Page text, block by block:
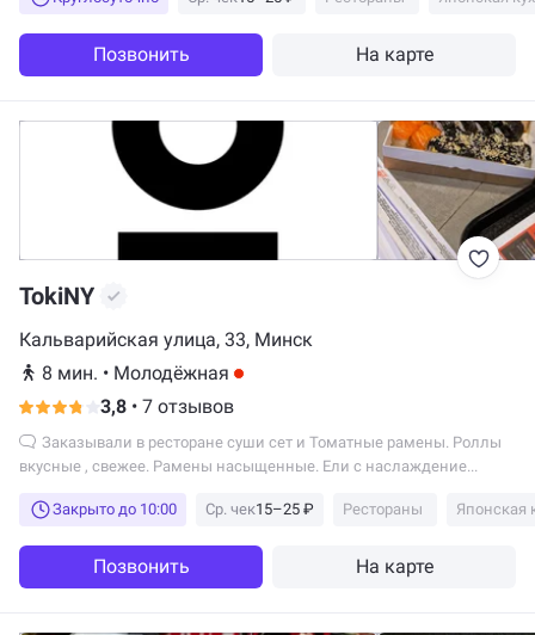
Позвонить На карте
TokiNY
Кальварийская улица, 33, Минск
8 мин. • Молодёжная
3,8 • 7 отзывов
вкусные , свежее. Рамены насыщенные. Ели с наслаждение...
Закрыто до 10:00 Ср. чек15–25 ₽ Рестораны Японская
Позвонить На карте